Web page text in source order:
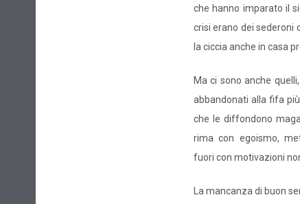
che hanno imparato il
crisi erano dei sederoni
la ciccia anche in casa
Ma ci sono anche
abbandonati alla fifa
che le diffondono
rima con egoismo,
fuori con motivazioni
La mancanza di buon